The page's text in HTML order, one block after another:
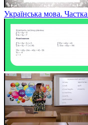
Українська мова.